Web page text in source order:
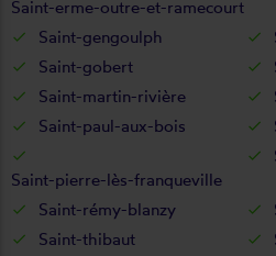
Saint-erme-outre-et-ramecourt
Saint-gengoulph
Saint-gobert
Saint-martin-rivière
Saint-paul-aux-bois
Saint-pierre-lès-franqueville
Saint-rémy-blanzy
Saint-thibaut